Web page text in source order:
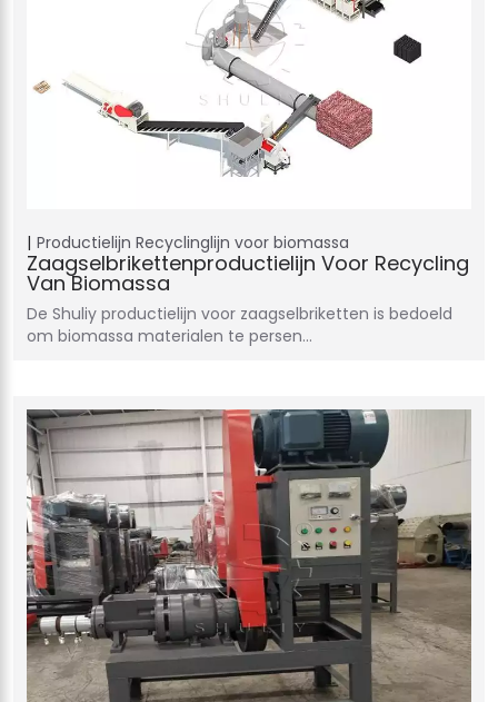
Productielijn Recyclinglijn voor biomassa
Zaagselbrikettenproductielijn Voor Recycling
Van Biomassa
De Shuliy productielijn voor zaagselbriketten is bedoeld
om biomassa materialen te persen…